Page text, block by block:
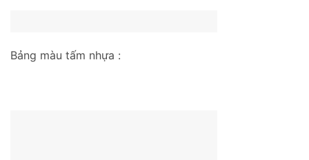
Bảng màu tấm nhựa :